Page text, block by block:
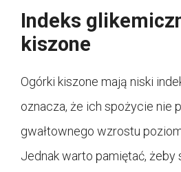
Indeks
kiszone
Ogórki kiszone mają niski
oznacza, że ich spożycie nie
gwałtownego wzrostu
Jednak warto pamiętać, żeby